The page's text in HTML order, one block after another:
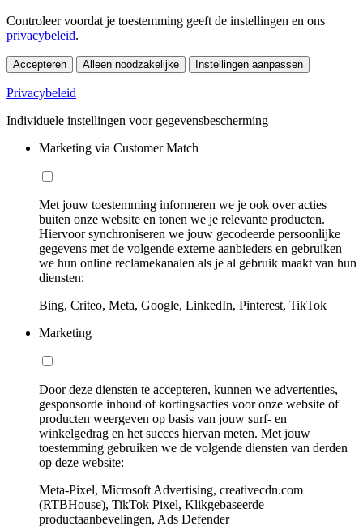
Controleer voordat je toestemming geeft de instellingen en ons
privacybeleid.
Accepteren Alleen noodzakelijke Instellingen aanpassen
Privacybeleid
Individuele instellingen voor gegevensbescherming
Marketing via Customer Match
Met jouw toestemming informeren we je ook over acties
buiten onze website en tonen we je relevante producten.
Hiervoor synchroniseren we jouw gecodeerde persoonlijke
gegevens met de volgende externe aanbieders en gebruiken
we hun online reclamekanalen als je al gebruik maakt van hun
diensten:
Bing, Criteo, Meta, Google, LinkedIn, Pinterest, TikTok
Marketing
Door deze diensten te accepteren, kunnen we advertenties,
gesponsorde inhoud of kortingsacties voor onze website of
producten weergeven op basis van jouw surf- en
winkelgedrag en het succes hiervan meten. Met jouw
toestemming gebruiken we de volgende diensten van derden
op deze website:
Meta-Pixel, Microsoft Advertising, creativecdn.com
(RTBHouse), TikTok Pixel, Klikgebaseerde
productaanbevelingen, Ads Defender